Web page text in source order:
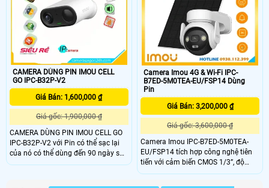
CAMERA DÙNG PIN IMOU CELL
GO IPC-B32P-V2
Giá Bán: 1,600,000 ₫
Giá gốc: 1,900,000 ₫
CAMERA DÙNG PIN IMOU CELL GO
IPC-B32P-V2 với Pin có thể sạc lại
của nó có thể dùng đến 90 ngày sau
một lần sạc. Công nghệ phát hiện
Camera Imou 4G & Wi-Fi IPC-
B7ED-5M0TEA-EU/FSP14 Dùng
Pin
Giá Bán: 3,200,000 ₫
Giá gốc: 3,600,000 ₫
Camera Imou IPC-B7ED-5M0TEA-
EU/FSP14 tích hợp công nghệ tiên
tiến với cảm biến CMOS 1/3”, độ
phân giải 5MP, ống kính 3.6mm góc